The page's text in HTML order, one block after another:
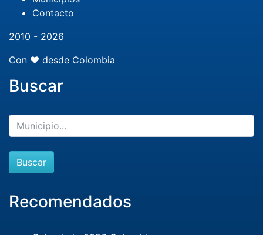
Contacto
2010 - 2026
Con ❤️ desde Colombia
Buscar
Buscar
Recomendados